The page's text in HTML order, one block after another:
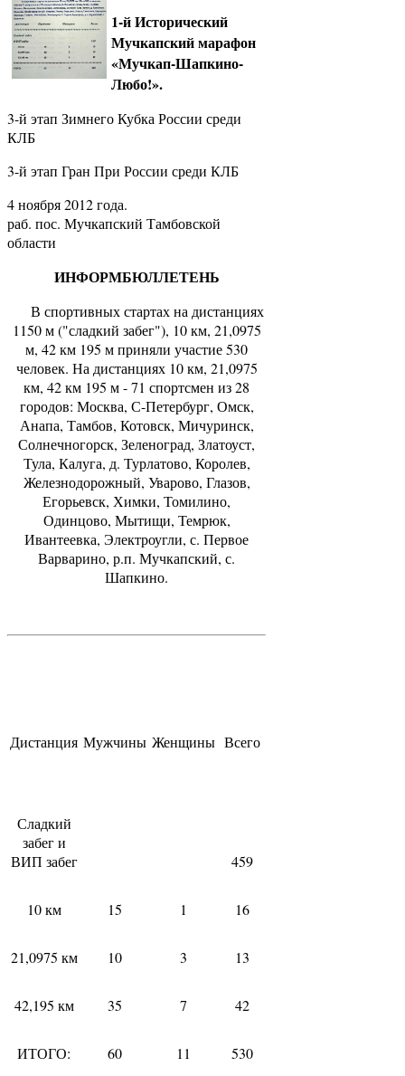
1-й Исторический
Мучкапский марафон
«Мучкап-Шапкино-
Любо!».
3-й этап Зимнего Кубка России среди
КЛБ
3-й этап Гран При России среди КЛБ
4 ноября 2012 года.
раб. пос. Мучкапский Тамбовской
области
ИНФОРМБЮЛЛЕТЕНЬ
В спортивных стартах на дистанциях
1150 м ("сладкий забег"), 10 км, 21,0975
м, 42 км 195 м приняли участие 530
человек. На дистанциях 10 км, 21,0975
км, 42 км 195 м - 71 спортсмен из 28
городов: Москва, С-Петербург, Омск,
Анапа, Тамбов, Котовск, Мичуринск,
Солнечногорск, Зеленоград, Златоуст,
Тула, Калуга, д. Турлатово, Королев,
Железнодорожный, Уварово, Глазов,
Егорьевск, Химки, Томилино,
Одинцово, Мытищи, Темрюк,
Ивантеевка, Электроугли, с. Первое
Варварино, р.п. Мучкапский, с.
Шапкино.
Дистанция Мужчины Женщины Всего
Сладкий
забег и
ВИП забег
459
10 км 15 1 16
21,0975 км 10 3 13
42,195 км 35 7 42
ИТОГО: 60 11 530